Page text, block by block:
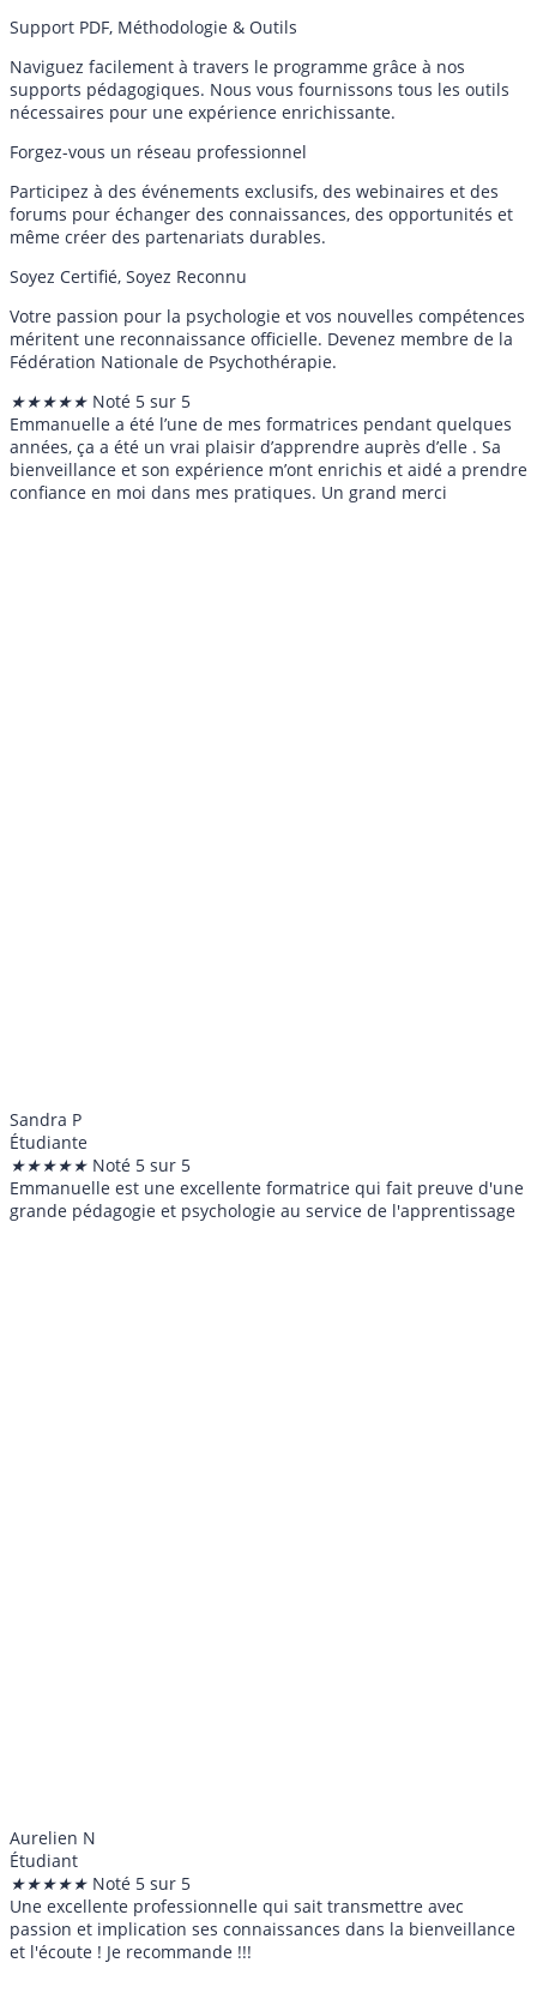
Support PDF, Méthodologie & Outils
Naviguez facilement à travers le programme grâce à nos
supports pédagogiques. Nous vous fournissons tous les outils
nécessaires pour une expérience enrichissante.
Forgez-vous un réseau professionnel
Participez à des événements exclusifs, des webinaires et des
forums pour échanger des connaissances, des opportunités et
même créer des partenariats durables.
Soyez Certifié, Soyez Reconnu
Votre passion pour la psychologie et vos nouvelles compétences
méritent une reconnaissance officielle. Devenez membre de la
Fédération Nationale de Psychothérapie.
★★★★★ Noté 5 sur 5
Emmanuelle a été l’une de mes formatrices pendant quelques
années, ça a été un vrai plaisir d’apprendre auprès d’elle . Sa
bienveillance et son expérience m’ont enrichis et aidé a prendre
confiance en moi dans mes pratiques. Un grand merci
Sandra P
Étudiante
★★★★★ Noté 5 sur 5
Emmanuelle est une excellente formatrice qui fait preuve d'une
grande pédagogie et psychologie au service de l'apprentissage
Aurelien N
Étudiant
★★★★★ Noté 5 sur 5
Une excellente professionnelle qui sait transmettre avec
passion et implication ses connaissances dans la bienveillance
et l'écoute ! Je recommande !!!